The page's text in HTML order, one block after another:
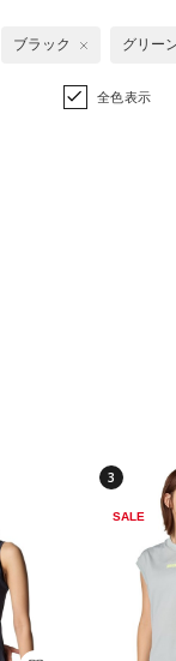
ブラック グリー
全色表示
3
SALE